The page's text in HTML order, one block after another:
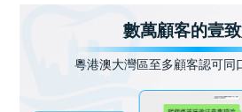
數萬顧客的壹
粵港澳大灣區至多顧客認可同